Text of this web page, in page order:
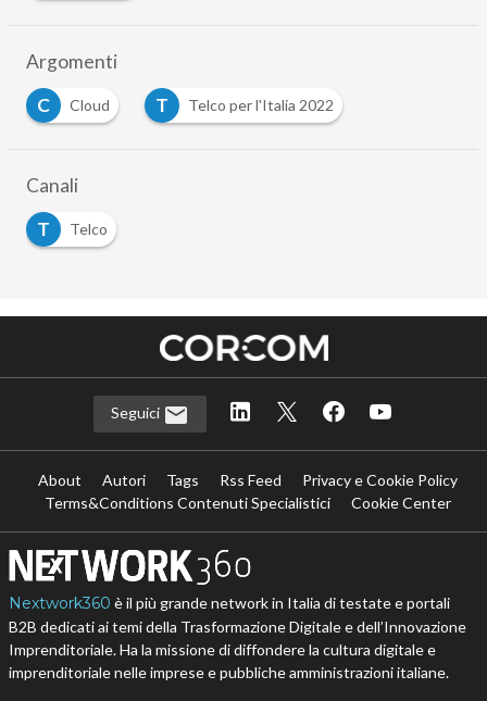
Argomenti
C
Cloud T Telco per l'Italia 2022
Canali
T
Telco
Seguici
About Autori Tags Rss Feed
Privacy e Cookie Policy
Terms&Conditions Contenuti Specialistici
Cookie Center
Nextwork360 è il più grande network in Italia di testate e portali
B2B dedicati ai temi della Trasformazione Digitale e dell’Innovazione
Imprenditoriale. Ha la missione di diffondere la cultura digitale e
imprenditoriale nelle imprese e pubbliche amministrazioni italiane.